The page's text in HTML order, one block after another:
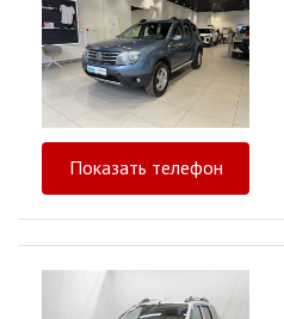
Показать телефон